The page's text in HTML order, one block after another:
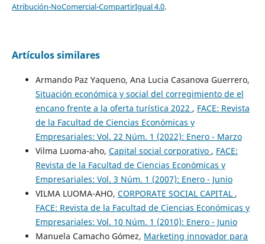
Atribución-NoComercial-CompartirIgual 4.0.
Artículos similares
Armando Paz Yaqueno, Ana Lucia Casanova Guerrero,
Situación económica y social del corregimiento de el
encano frente a la oferta turística 2022 , FACE: Revista
de la Facultad de Ciencias Económicas y
Empresariales: Vol. 22 Núm. 1 (2022): Enero - Marzo
Vilma Luoma-aho, Capital social corporativo , FACE:
Revista de la Facultad de Ciencias Económicas y
Empresariales: Vol. 3 Núm. 1 (2007): Enero - Junio
VILMA LUOMA-AHO, CORPORATE SOCIAL CAPITAL ,
FACE: Revista de la Facultad de Ciencias Económicas y
Empresariales: Vol. 10 Núm. 1 (2010): Enero - Junio
Manuela Camacho Gómez, Marketing innovador para